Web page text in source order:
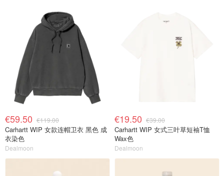
€59.50 €119.00
Carhartt WIP 女款连帽卫衣 黑色 成
衣染色
Dealmoon
€19.50 €39.00
Carhartt WIP 女式三叶草短袖T恤
Wax色
Dealmoon